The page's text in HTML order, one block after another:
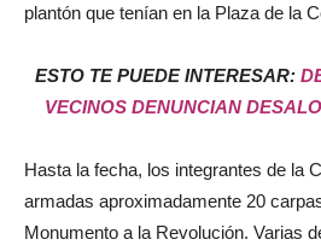
plantón que tenían en la Plaza de la
ESTO TE PUEDE INTERESAR:
VECINOS DENUNCIAN
Hasta la fecha, los integrantes de la
armadas aproximadamente 20
Monumento a la Revolución. Varias